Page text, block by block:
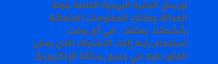
العدالة وكذلك المعلومات المتعلقة
بأنشطتنا. يمكنك ، في أي وقت ،
استخدام رابط إلغاء الاشتراك الذي يمكن
العثور عليه في جميع رسائلنا الإلكترونية.